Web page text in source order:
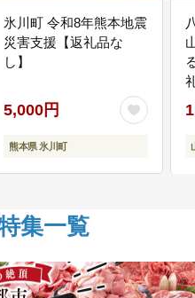
氷川町 令和8年熊本地震
災害支援【返礼品な
し】
5,000円
熊本県 氷川町
集一覧